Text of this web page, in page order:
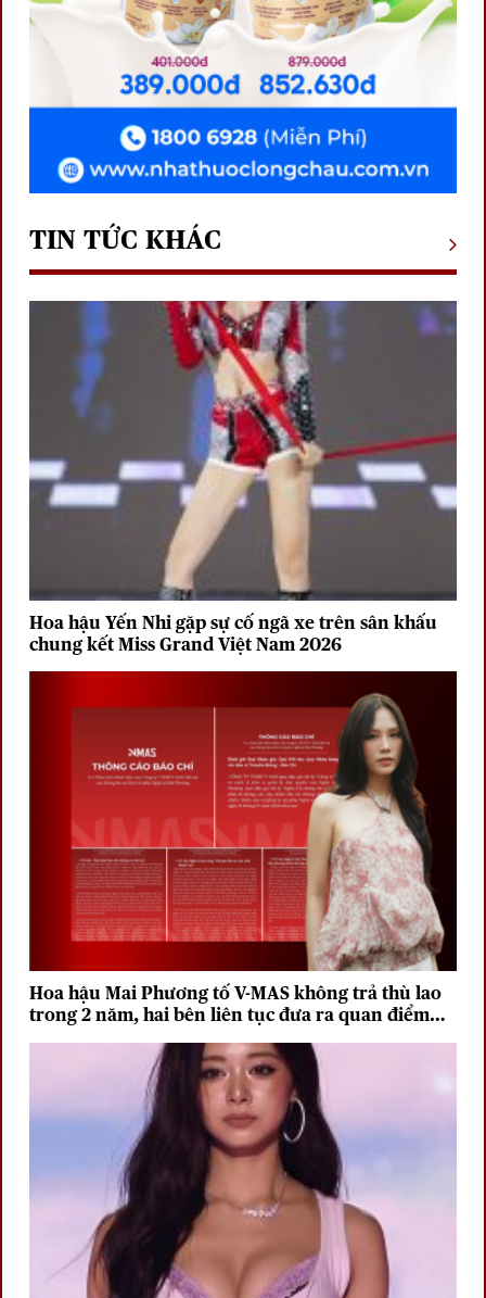
TIN TỨC KHÁC
Hoa hậu Yến Nhi gặp sự cố ngã xe trên sân khấu
chung kết Miss Grand Việt Nam 2026
Hoa hậu Mai Phương tố V-MAS không trả thù lao
trong 2 năm, hai bên liên tục đưa ra quan điểm
trái chiều